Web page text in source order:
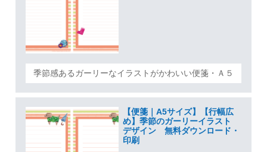
季節感あるガーリーなイラストがかわいい便箋・Ａ５
【便箋｜A5サイズ】【行幅広
め】季節のガーリーイラスト
デザイン 無料ダウンロード・
印刷